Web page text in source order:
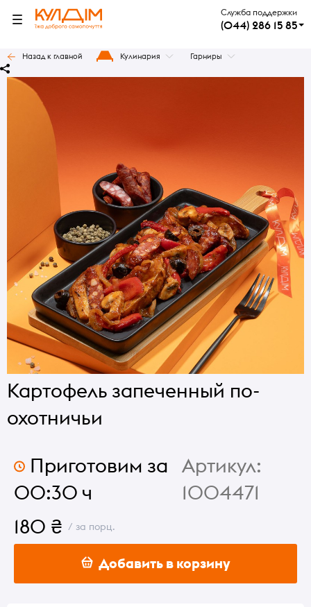
Служба поддержки
(044) 286 15 85
Назад к главной Кулинария Гарниры
Картофель запеченный по-
охотничьи
Приготовим за
00:30 ч
Артикул:
1004471
180 ₴ / за порц.
Добавить в корзину